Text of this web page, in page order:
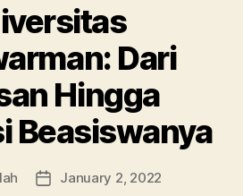
Dari
Hingga
Beasiswanya
PostJanuary 2, 2022